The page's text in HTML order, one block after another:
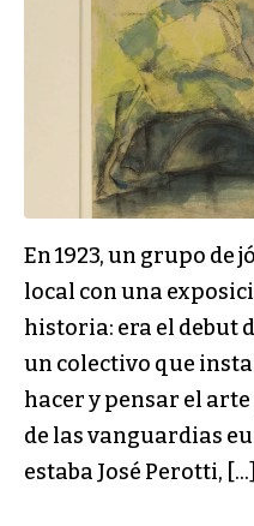
En 1923, un grupo de
local con una
historia: era el debut
un colectivo que
hacer y pensar el
de las vanguardias
estaba José Perotti, […]